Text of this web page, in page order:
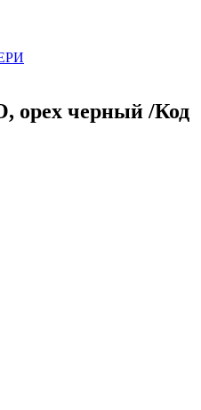
орех черный /Код